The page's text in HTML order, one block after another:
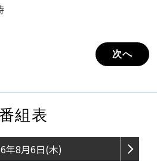
次へ
番組表